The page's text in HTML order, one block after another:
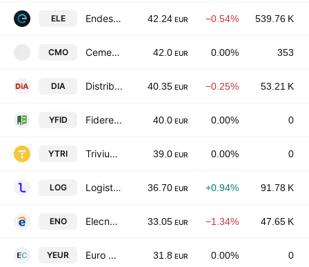
ELE Endesa S.A. 42.24 EUR −0.54% 539.76 K
CMO Cementos Molins, S.A. 42.0 EUR 0.00% 353
DIA Distribuidora Internacional de Alimentacion SA 40.35 EUR −0.25% 53.21 K
YFID Fidere Patrimonio Socimi SAU 40.0 EUR 0.00% 0
YTRI Trivium Real Estate Socimi SA 39.0 EUR 0.00% 0
LOG Logista Integral, S.A. 36.70 EUR +0.94% 91.78 K
ENO Elecnor S.A. 33.05 EUR −1.34% 47.65 K
YEUR Euro Cervantes SOCIMI SAU 31.8 EUR 0.00% 0